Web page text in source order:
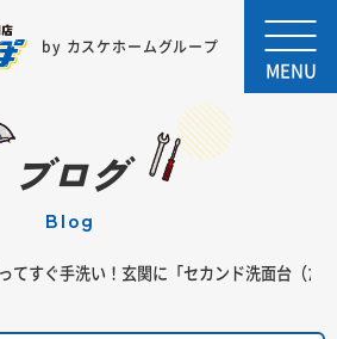
by カスケホームグループ
MENU
ブログ
blog
てすぐ手洗い！玄関に「セカンド洗面台（た